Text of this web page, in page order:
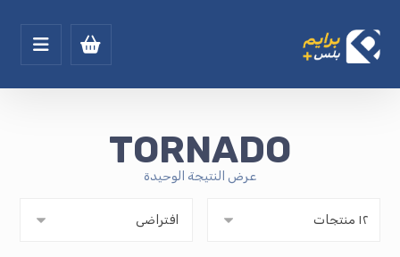
TORNADO
عرض النتيجة الوحيدة